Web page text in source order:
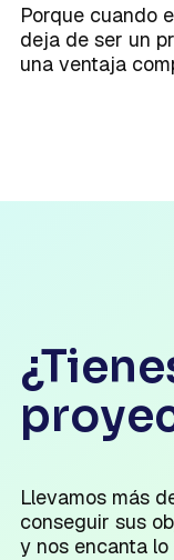
Porque cuando
deja de ser un
una ventaja
Llevamos más
conseguir sus
y nos encanta